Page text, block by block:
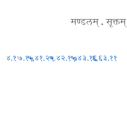
मण्डलम् . सूक्तम्
४.१७.१५५.४१.२०५.४२.१७५.४३.१६६.६३.११